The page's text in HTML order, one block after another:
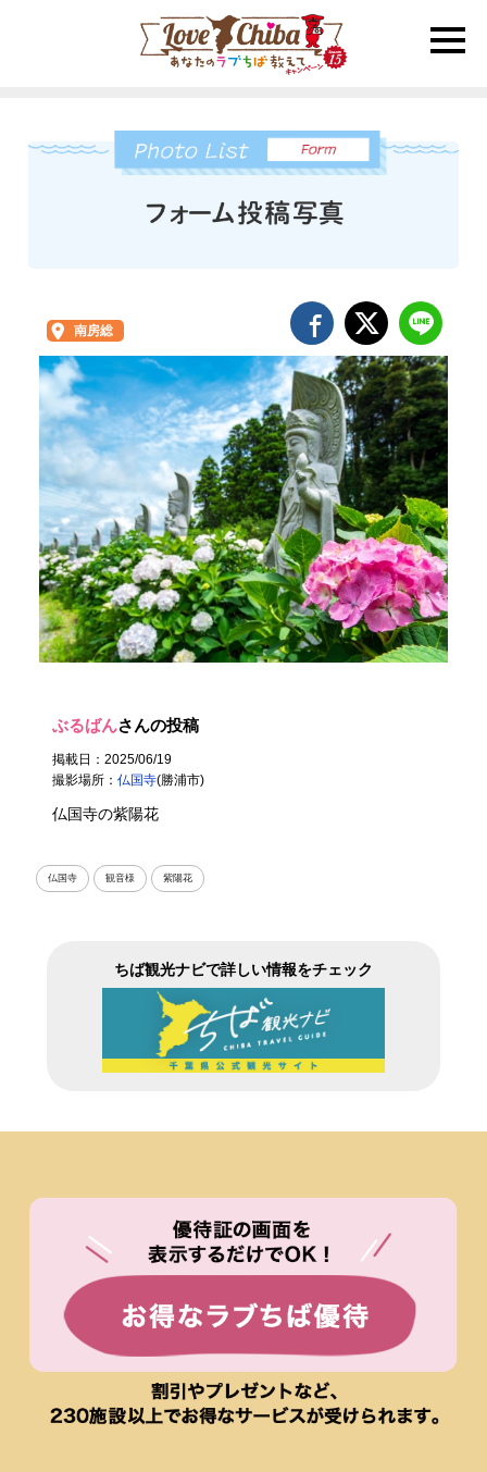
toggle
南房総
ぶるばんさんの投稿
掲載日：2025/06/19
撮影場所：仏国寺(勝浦市)
仏国寺の紫陽花
仏国寺 観音様 紫陽花
ちば観光ナビで詳しい情報をチェック